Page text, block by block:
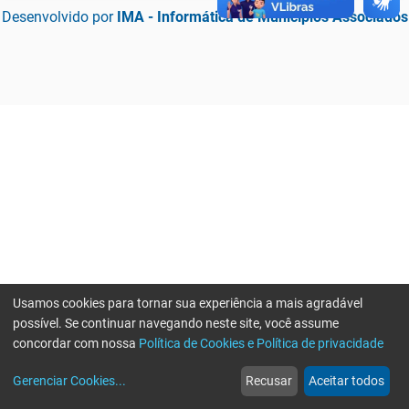
Desenvolvido por IMA - Informática de Municípios Associados
web
Notícias
more_horiz
Mais
Usamos cookies para tornar sua experiência a mais agradável
possível. Se continuar navegando neste site, você assume
concordar com nossa Política de Cookies e Política de privacidade
Gerenciar Cookies... Recusar Aceitar todos
Erro ao enviar informações, por favor tente novamente